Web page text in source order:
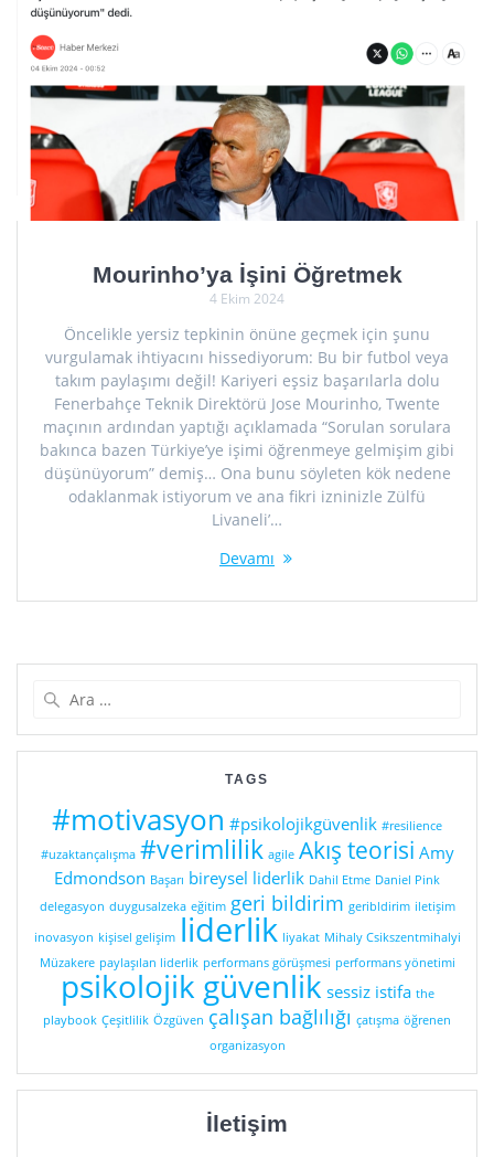
Mourinho’ya İşini Öğretmek
4 Ekim 2024
Öncelikle yersiz tepkinin önüne geçmek için şunu
vurgulamak ihtiyacını hissediyorum: Bu bir futbol veya
takım paylaşımı değil! Kariyeri eşsiz başarılarla dolu
Fenerbahçe Teknik Direktörü Jose Mourinho, Twente
maçının ardından yaptığı açıklamada “Sorulan sorulara
bakınca bazen Türkiye’ye işimi öğrenmeye gelmişim gibi
düşünüyorum” demiş… Ona bunu söyleten kök nedene
odaklanmak istiyorum ve ana fikri izninizle Zülfü
Livaneli’…
Devamı
TAGS
#motivasyon #psikolojikgüvenlik #resilience
#uzaktançalışma #verimlilik agile Akış teorisi Amy
Edmondson Başarı bireysel liderlik Dahil Etme Daniel Pink
delegasyon duygusalzeka eğitim geri bildirim geribldirim iletişim
inovasyon kişisel gelişim liderlik liyakat Mihaly Csikszentmihalyi
Müzakere paylaşılan liderlik performans görüşmesi performans yönetimi
psikolojik güvenlik sessiz istifa the
playbook Çeşitlilik Özgüven çalışan bağlılığı çatışma öğrenen
organizasyon
İletişim